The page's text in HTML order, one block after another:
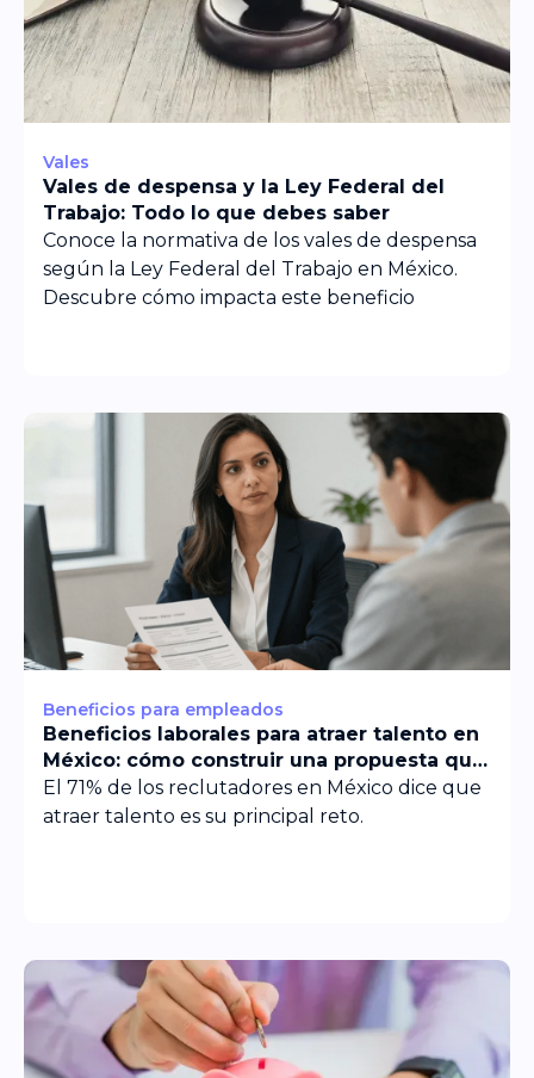
Vales
Vales de despensa y la Ley Federal del
Trabajo: Todo lo que debes saber
Conoce la normativa de los vales de despensa
según la Ley Federal del Trabajo en México.
Descubre cómo impacta este beneficio
Beneficios para empleados
Beneficios laborales para atraer talento en
México: cómo construir una propuesta que
acelera el reclutamiento
El 71% de los reclutadores en México dice que
atraer talento es su principal reto.